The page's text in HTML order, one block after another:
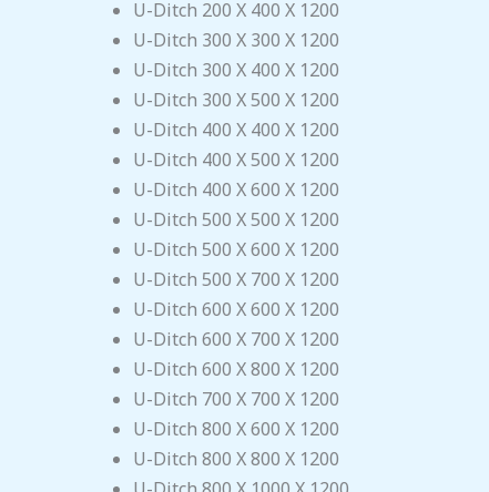
U-Ditch 200 X 400 X 1200
U-Ditch 300 X 300 X 1200
U-Ditch 300 X 400 X 1200
U-Ditch 300 X 500 X 1200
U-Ditch 400 X 400 X 1200
U-Ditch 400 X 500 X 1200
U-Ditch 400 X 600 X 1200
U-Ditch 500 X 500 X 1200
U-Ditch 500 X 600 X 1200
U-Ditch 500 X 700 X 1200
U-Ditch 600 X 600 X 1200
U-Ditch 600 X 700 X 1200
U-Ditch 600 X 800 X 1200
U-Ditch 700 X 700 X 1200
U-Ditch 800 X 600 X 1200
U-Ditch 800 X 800 X 1200